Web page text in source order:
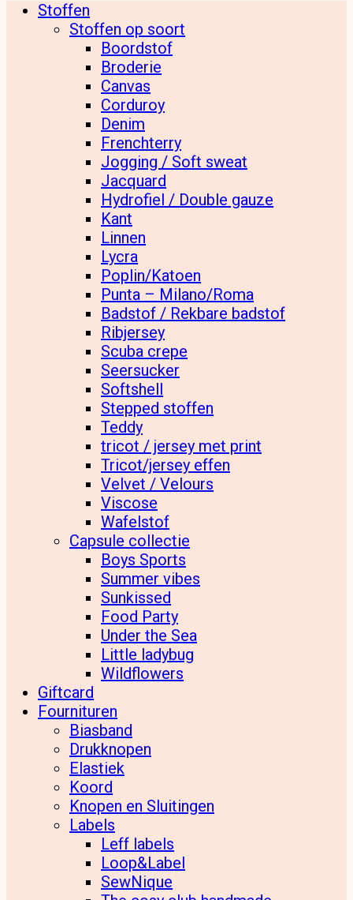
Stoffen
Stoffen op soort
Boordstof
Broderie
Canvas
Corduroy
Denim
Frenchterry
Jogging / Soft sweat
Jacquard
Hydrofiel / Double gauze
Kant
Linnen
Lycra
Poplin/Katoen
Punta – Milano/Roma
Badstof / Rekbare badstof
Ribjersey
Scuba crepe
Seersucker
Softshell
Stepped stoffen
Teddy
tricot / jersey met print
Tricot/jersey effen
Velvet / Velours
Viscose
Wafelstof
Capsule collectie
Boys Sports
Summer vibes
Sunkissed
Food Party
Under the Sea
Little ladybug
Wildflowers
Giftcard
Fournituren
Biasband
Drukknopen
Elastiek
Koord
Knopen en Sluitingen
Labels
Leff labels
Loop&Label
SewNique